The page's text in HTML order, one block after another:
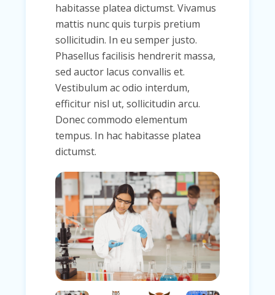
habitasse platea dictumst. Vivamus
mattis nunc quis turpis pretium
sollicitudin. In eu semper justo.
Phasellus facilisis hendrerit massa,
sed auctor lacus convallis et.
Vestibulum ac odio interdum,
efficitur nisl ut, sollicitudin arcu.
Donec commodo elementum
tempus. In hac habitasse platea
dictumst.